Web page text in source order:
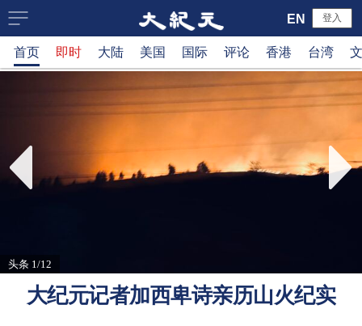
大
纪
新
网
登入
EN
首页 即时 大陆 美国 国际 评论 香港 台湾
头条 1/12
大纪元记者加西卑诗亲历山火纪实